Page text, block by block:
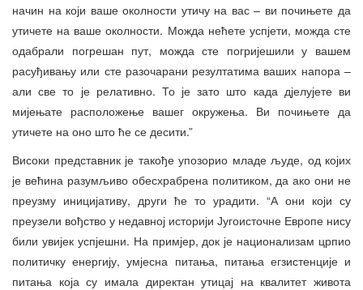
начин на који ваше околности утичу на вас – ви почињете да
утичете на ваше околности. Можда нећете успјети, можда сте
одабрали погрешан пут, можда сте погријешили у вашем
расуђивању или сте разочарани резултатима ваших напора –
али све то је релативно. То је зато што када дјелујете ви
мијењате расположење вашег окружења. Ви почињете да
утичете на оно што ће се десити.”
Високи представник је такође упозорио младе људе, од којих
је већина разумљиво обесхрабрена политиком, да ако они не
преузму иницијативу, други ће то урадити. “А они који су
преузели вођство у недавној историји Југоисточне Европе нису
били увијек успјешни. На примјер, док је национализам црпио
политичку енергију, умјесна питања, питања егзистенције и
питања која су имала директан утицај на квалитет живота